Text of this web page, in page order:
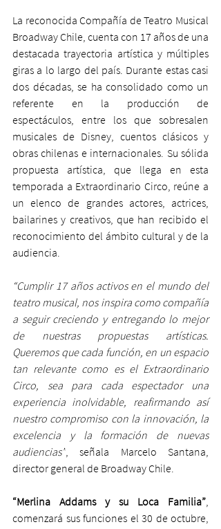
La reconocida Compañía de Teatro Musical
Broadway Chile, cuenta con 17 años de una
destacada trayectoria artística y múltiples
giras a lo largo del país. Durante estas casi
dos décadas, se ha consolidado como un
referente en la producción de
espectáculos, entre los que sobresalen
musicales de Disney, cuentos clásicos y
obras chilenas e internacionales. Su sólida
propuesta artística, que llega en esta
temporada a Extraordinario Circo, reúne a
un elenco de grandes actores, actrices,
bailarines y creativos, que han recibido el
reconocimiento del ámbito cultural y de la
audiencia.
“Cumplir 17 años activos en el mundo del
teatro musical, nos inspira como compañía
a seguir creciendo y entregando lo mejor
de nuestras propuestas artísticas.
Queremos que cada función, en un espacio
tan relevante como es el Extraordinario
Circo, sea para cada espectador una
experiencia inolvidable, reafirmando así
nuestro compromiso con la innovación, la
excelencia y la formación de nuevas
audiencias”, señala Marcelo Santana,
director general de Broadway Chile.
“Merlina Addams y su Loca Familia”,
comenzará sus funciones el 30 de octubre,